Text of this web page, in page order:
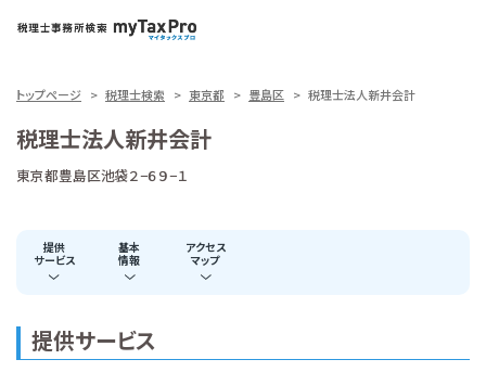
トップページ 税理士検索 東京都 豊島区 税理士法人新井会計
税理士法人新井会計
東京都豊島区池袋２−６９−１
提供
サービス
基本
情報
アクセス
マップ
提供サービス